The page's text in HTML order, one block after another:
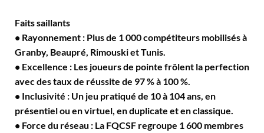
Faits saillants
• Rayonnement : Plus de 1 000 compétiteurs mobilisés à
Granby, Beaupré, Rimouski et Tunis.
• Excellence : Les joueurs de pointe frôlent la perfection
avec des taux de réussite de 97 % à 100 %.
• Inclusivité : Un jeu pratiqué de 10 à 104 ans, en
présentiel ou en virtuel, en duplicate et en classique.
• Force du réseau : La FQCSF regroupe 1 600 membres